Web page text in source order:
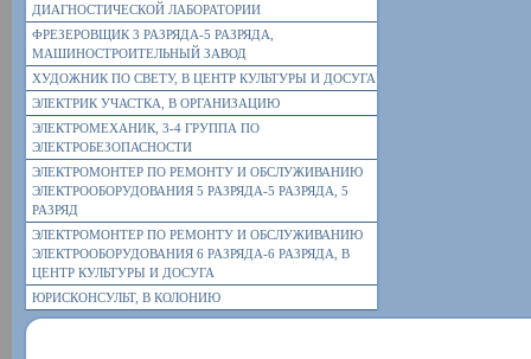
ДИАГНОСТИЧЕСКОЙ ЛАБОРАТОРИИ
ФРЕЗЕРОВЩИК 3 РАЗРЯДА-5 РАЗРЯДА,
МАШИНОСТРОИТЕЛЬНЫЙ ЗАВОД
ХУДОЖНИК ПО СВЕТУ, В ЦЕНТР КУЛЬТУРЫ И ДОСУГА
ЭЛЕКТРИК УЧАСТКА, В ОРГАНИЗАЦИЮ
ЭЛЕКТРОМЕХАНИК, 3-4 ГРУППА ПО
ЭЛЕКТРОБЕЗОПАСНОСТИ
ЭЛЕКТРОМОНТЕР ПО РЕМОНТУ И ОБСЛУЖИВАНИЮ
ЭЛЕКТРООБОРУДОВАНИЯ 5 РАЗРЯДА-5 РАЗРЯДА, 5
РАЗРЯД
ЭЛЕКТРОМОНТЕР ПО РЕМОНТУ И ОБСЛУЖИВАНИЮ
ЭЛЕКТРООБОРУДОВАНИЯ 6 РАЗРЯДА-6 РАЗРЯДА, В
ЦЕНТР КУЛЬТУРЫ И ДОСУГА
ЮРИСКОНСУЛЬТ, В КОЛОНИЮ